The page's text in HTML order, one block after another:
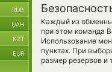
Каждый из
при этом команда
Использование
пунктах. При
размер резервов и
RUB
UAH
KZT
EUR